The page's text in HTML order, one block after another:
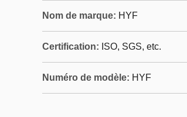
Nom de marque: HYF
Certification: ISO, SGS, etc.
Numéro de modèle: HYF